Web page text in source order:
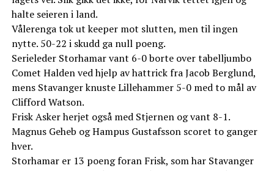
halte seieren i land.
Vålerenga tok ut keeper mot slutten, men til ingen
nytte. 50-22 i skudd ga null poeng.
Serieleder Storhamar vant 6-0 borte over tabelljumbo
Comet Halden ved hjelp av hattrick fra Jacob Berglund,
mens Stavanger knuste Lillehammer 5-0 med to mål av
Clifford Watson.
Frisk Asker herjet også med Stjernen og vant 8-1.
Magnus Geheb og Hampus Gustafsson scoret to ganger
hver.
Storhamar er 13 poeng foran Frisk, som har Stavanger